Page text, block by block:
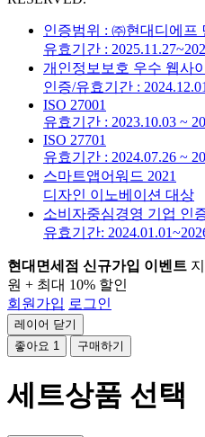
인증범위 : ㈜현대디에프
유효기간 :
개인정보보호 우수 웹사
인증/유효기간 :
ISO 27001
유효기간 : 2023.10.03 ~
ISO 27701
유효기간 : 2024.07.26 ~
스마트앱어워드 2021
디자인 이노베이션 대상
소비자중심경영 기업 인
유효기간:
현대면세점 신규가입 이벤트
원 + 최대 10% 할인
회원가입 로그인
레이어 닫기
좋아요 1 구매하기
세트상품 선택